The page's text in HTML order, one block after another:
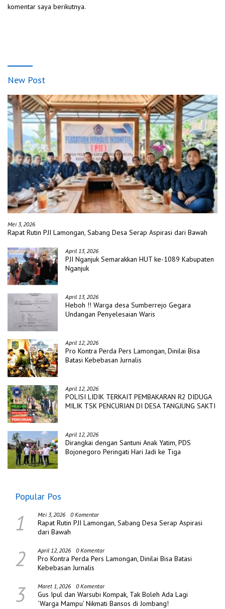
komentar saya berikutnya.
New Post
Mei 3, 2026
Rapat Rutin PJI Lamongan, Sabang Desa Serap Aspirasi dari Bawah
April 13, 2026
PJI Nganjuk Semarakkan HUT ke-1089 Kabupaten
Nganjuk
April 13, 2026
Heboh !! Warga desa Sumberrejo Gegara
Undangan Penyelesaian Waris
April 12, 2026
Pro Kontra Perda Pers Lamongan, Dinilai Bisa
Batasi Kebebasan Jurnalis
April 12, 2026
POLISI LIDIK TERKAIT PEMBAKARAN R2 DIDUGA
MILIK TSK PENCURIAN DI DESA TANGJUNG SAKTI
April 12, 2026
Dirangkai dengan Santuni Anak Yatim, PDS
Bojonegoro Peringati Hari Jadi ke Tiga
Popular Pos
1 Mei 3, 2026 0 Komentar
Rapat Rutin PJI Lamongan, Sabang Desa Serap Aspirasi
dari Bawah
2 April 12, 2026 0 Komentar
Pro Kontra Perda Pers Lamongan, Dinilai Bisa Batasi
Kebebasan Jurnalis
3 Maret 1, 2026 0 Komentar
Gus Ipul dan Warsubi Kompak, Tak Boleh Ada Lagi
‘Warga Mampu’ Nikmati Bansos di Jombang!